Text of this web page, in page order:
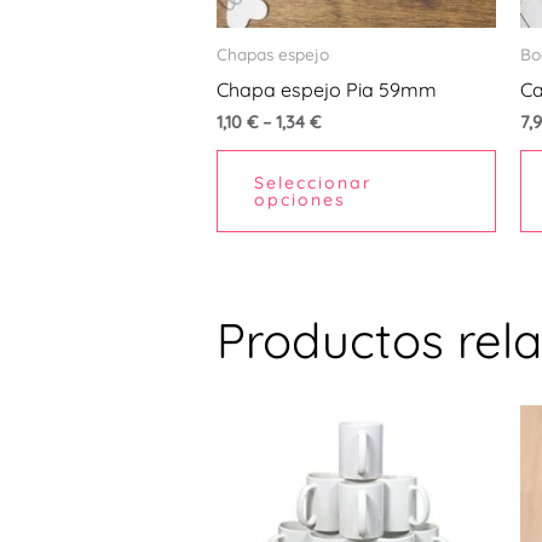
Chapas espejo
Chapa espejo Pia 59mm
1,10 €– 1,34 €
Seleccionar
opciones
Productos